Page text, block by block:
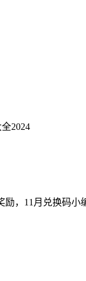
2024
，11月兑换码